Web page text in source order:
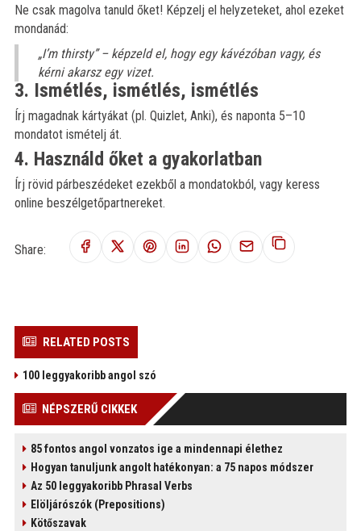
Ne csak magolva tanuld őket! Képzelj el helyzeteket, ahol ezeket
mondanád:
„I’m thirsty” – képzeld el, hogy egy kávézóban vagy, és
kérni akarsz egy vizet.
3. Ismétlés, ismétlés, ismétlés
Írj magadnak kártyákat (pl. Quizlet, Anki), és naponta 5–10
mondatot ismételj át.
4. Használd őket a gyakorlatban
Írj rövid párbeszédeket ezekből a mondatokból, vagy keress
online beszélgetőpartnereket.
Share:
RELATED POSTS
100 leggyakoribb angol szó
NÉPSZERŰ CIKKEK
85 fontos angol vonzatos ige a mindennapi élethez
Hogyan tanuljunk angolt hatékonyan: a 75 napos módszer
Az 50 leggyakoribb Phrasal Verbs
Elöljárószók (Prepositions)
Kötőszavak